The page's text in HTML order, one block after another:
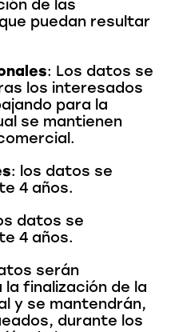
de las
puedan resultar
: Los datos se
los interesados
para la
se mantienen
: los datos se
4 años.
datos se
4 años.
serán
finalización de la
y se mantendrán,
durante los